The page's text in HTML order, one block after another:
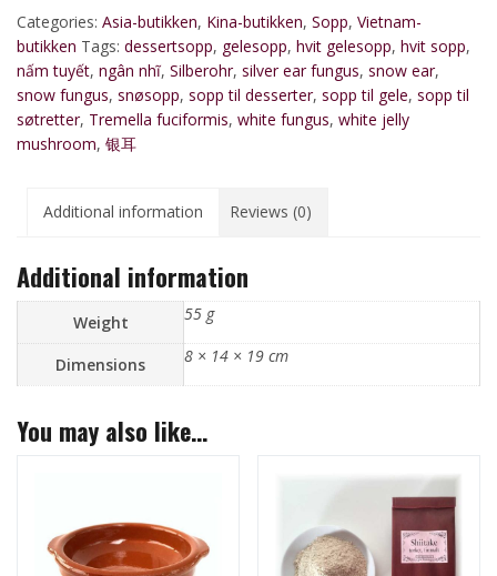
Categories: Asia-butikken, Kina-butikken, Sopp, Vietnam-
butikken Tags: dessertsopp, gelesopp, hvit gelesopp, hvit sopp,
nấm tuyết, ngân nhĩ, Silberohr, silver ear fungus, snow ear,
snow fungus, snøsopp, sopp til desserter, sopp til gele, sopp til
søtretter, Tremella fuciformis, white fungus, white jelly
mushroom, 银耳
Additional information Reviews (0)
Additional information
Weight 55 g
Dimensions 8 × 14 × 19 cm
You may also like…